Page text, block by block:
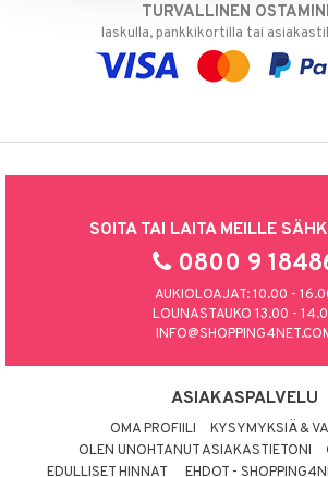
TURVALLINEN
laskulla, pankkikortilla tai
SOITA TAI LAITA MEILLE
0800 9
AUKIOLOAJAT: 10.00 -
LOUNASTAUKO 13.00 -
ASIAKASPALVELU
OMA PROFIILI
KYSYMYKSIÄ &
OLEN UNOHTANUT ASIAKASTIETONI
EDULLISET HINNAT
EHDOT -